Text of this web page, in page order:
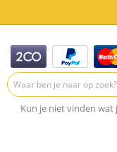
Kun je niet vinden wat